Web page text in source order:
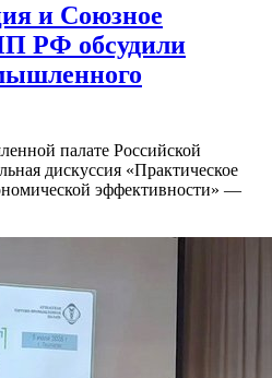
и Союзное
РФ обсудили
палате Российской
дискуссия «Практическое
эффективности» —